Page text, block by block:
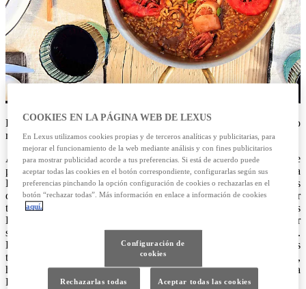
El baile popular típico de las islas baleares da nombre a este nuevo
restaurante situado en Formentera.
Además de ser un palo del flamenco, el fandango es un baile
popular típico de las Baleares y de distintos países de América
Latina, un mismo nombre para pasos, movimientos y ritmos
diferentes, nacidos del carácter de cada lugar. Este baile, forjado por
tantas influencias, representa a la perfección la historia de las Islas
Baleares, donde el cruce de culturas ha sido esencial para conformar
su carácter. Y esa mezcla cobra especial importancia en Formentera.
La isla no se entendería hoy sin la inusual amalgama de las
tradiciones payesas y el espíritu libre de ‘els peluts’ (los peludos),
hippies y viajeros que, hace ya medio siglo, comenzaron a llegar a
Formentera para dejar huella sin alterar la pureza y energía isleñas.
COOKIES EN LA PÁGINA WEB DE LEXUS
En Lexus utilizamos cookies propias y de terceros analíticas y publicitarias, para
mejorar el funcionamiento de la web mediante análisis y con fines publicitarios
para mostrar publicidad acorde a tus preferencias. Si está de acuerdo puede
aceptar todas las cookies en el botón correspondiente, configurarlas según sus
preferencias pinchando la opción configuración de cookies o rechazarlas en el
botón “rechazar todas”. Más información en enlace a información de cookies
aquí.
Configuración de
cookies
Rechazarlas todas Aceptar todas las cookies